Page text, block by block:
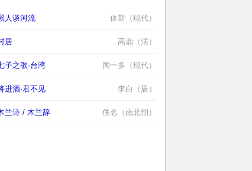
人谈河流 休斯（现代）
居 高鼎（清）
子之歌·台湾 闻一多（现代）
进酒·君不见 李白（唐）
兰诗 / 木兰辞 佚名（南北朝）